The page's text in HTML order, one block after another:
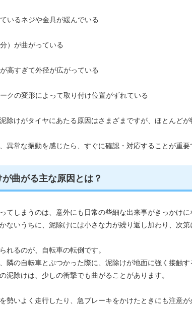
いるネジや金具が緩んでいる
）が曲がっている
高すぎて外径が広がっている
クの変形によって取り付け位置がずれている
除けがタイヤにあたる原因はさまざまですが、ほとんど
異常な振動を感じたら、すぐに確認・対応することが重要
曲がる主な原因とは？
てしまうのは、意外にも日常の些細な出来事がきっかけに
ないうちに、泥除けには小さな力が繰り返し加わり、次第
れるのが、自転車の転倒です。
隣の自転車とぶつかった際に、泥除けが地面に強く接触す
泥除けは、少しの衝撃でも曲がることがあります。
勢いよく走行したり、急ブレーキをかけたときにも注意が